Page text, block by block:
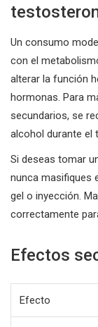
Un consumo
con el
alterar la función
hormonas. Para
secundarios, se
alcohol durante el
Si deseas tomar
nunca masifiques
gel o inyección.
correctamente
Efectos
Efecto